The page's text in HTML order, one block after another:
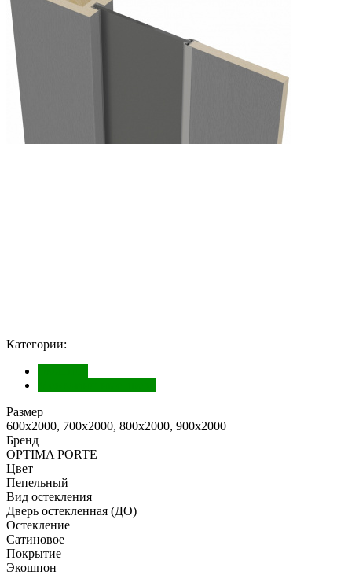
Категории:
Размер
600х2000, 700х2000, 800х2000, 900х2000
Бренд
OPTIMA PORTE
Цвет
Пепельный
Вид остекления
Дверь остекленная (ДО)
Остекление
Сатиновое
Покрытие
Экошпон